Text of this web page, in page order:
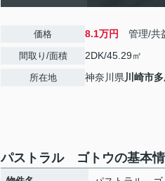
価格 8.1万円 管理/共
間取り/面積 2DK/45.29㎡
所在地 神奈川県川崎市
パストラル ゴトウの基本